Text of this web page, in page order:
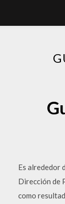
Es alrededor
Dirección de
como